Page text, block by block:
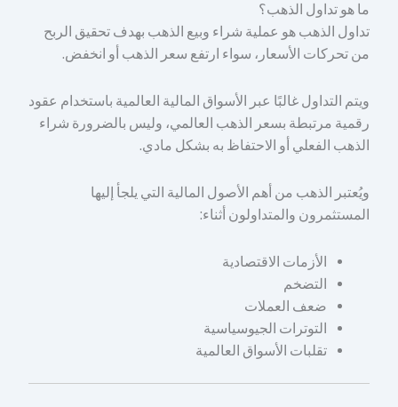
ما هو تداول الذهب؟
تداول الذهب هو عملية شراء وبيع الذهب بهدف تحقيق الربح
من تحركات الأسعار، سواء ارتفع سعر الذهب أو انخفض.
ويتم التداول غالبًا عبر الأسواق المالية العالمية باستخدام عقود
رقمية مرتبطة بسعر الذهب العالمي، وليس بالضرورة شراء
الذهب الفعلي أو الاحتفاظ به بشكل مادي.
ويُعتبر الذهب من أهم الأصول المالية التي يلجأ إليها
المستثمرون والمتداولون أثناء:
الأزمات الاقتصادية
التضخم
ضعف العملات
التوترات الجيوسياسية
تقلبات الأسواق العالمية